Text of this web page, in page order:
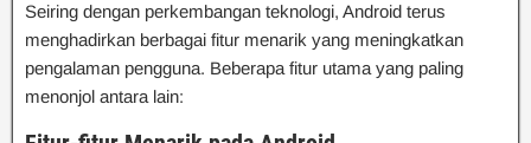
Seiring dengan perkembangan teknologi, Android terus
menghadirkan berbagai fitur menarik yang meningkatkan
pengalaman pengguna. Beberapa fitur utama yang paling
menonjol antara lain: